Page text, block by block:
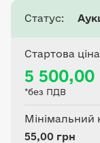
Статус:
Стартова
5 500,00
*без ПДВ
Мінімальний
55,00 грн